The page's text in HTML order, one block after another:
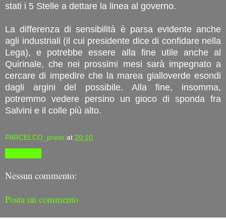
stati i 5 Stelle a dettare la linea al governo.
La differenza di sensibilità è parsa evidente anche
agli industriali (il cui presidente dice di confidare nella
Lega), e potrebbe essere alla fine utile anche al
Quirinale, che nei prossimi mesi sarà impegnato a
cercare di impedire che la marea gialloverde esondi
dagli argini del possibile. Alla fine, insomma,
potremmo vedere persino un gioco di sponda fra
Salvini e il colle più alto.
PARCELCO_press at 20:10
Nessun commento:
Posta un commento